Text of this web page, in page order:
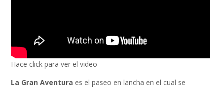
Hace click para ver el video
La Gran Aventura es el paseo en lancha en el cual se